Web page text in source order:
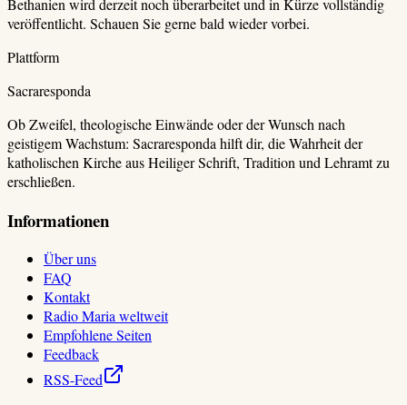
Bethanien wird derzeit noch überarbeitet und in Kürze vollständig
veröffentlicht. Schauen Sie gerne bald wieder vorbei.
Plattform
Sacraresponda
Ob Zweifel, theologische Einwände oder der Wunsch nach
geistigem Wachstum: Sacraresponda hilft dir, die Wahrheit der
katholischen Kirche aus Heiliger Schrift, Tradition und Lehramt zu
erschließen.
Informationen
Über uns
FAQ
Kontakt
Radio Maria weltweit
Empfohlene Seiten
Feedback
RSS-Feed